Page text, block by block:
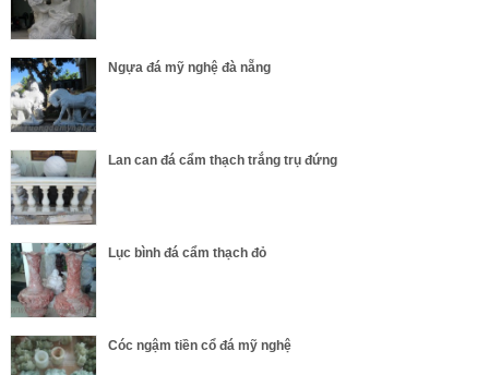
Ngựa đá mỹ nghệ đà nẵng
Lan can đá cẩm thạch trắng trụ đứng
Lục bình đá cẩm thạch đỏ
Cóc ngậm tiền cổ đá mỹ nghệ